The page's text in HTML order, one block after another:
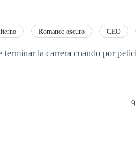
Romance oscuro CEO
la carrera cuando por